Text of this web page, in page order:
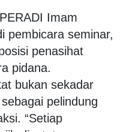
Imam
pembicara seminar,
penasihat
pidana.
bukan sekadar
pelindung
“Setiap